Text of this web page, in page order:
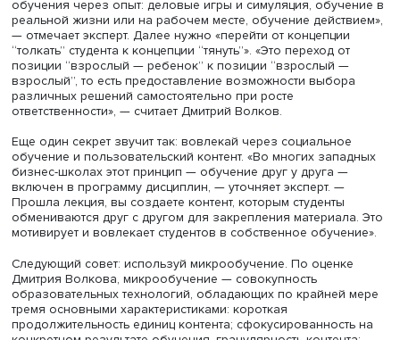
Фото: Даниил Прокофьев / Высшая школа экономики
Дмитрий Волков поделился своими
секретами. Первый — это программирование
обучения и их контроль. «В профессиональном
конечным результатом является выработка навыков —
устойчивых принципов и моделей поведения. Навык —
комбинация знания (что делать, зачем делать), умения
делать) и мотивации (желания делать)», — объясняет
навык сформировался, важны все три компонента,
опытом эксперт. «Часто опытные преподаватели
свой предмет, серьезно к нему относятся, но не умеют
вовлечь студента, не придают значения мотивации. И
навык не формируется. А вот образовательные
позволяют мотивировать», — считает он.